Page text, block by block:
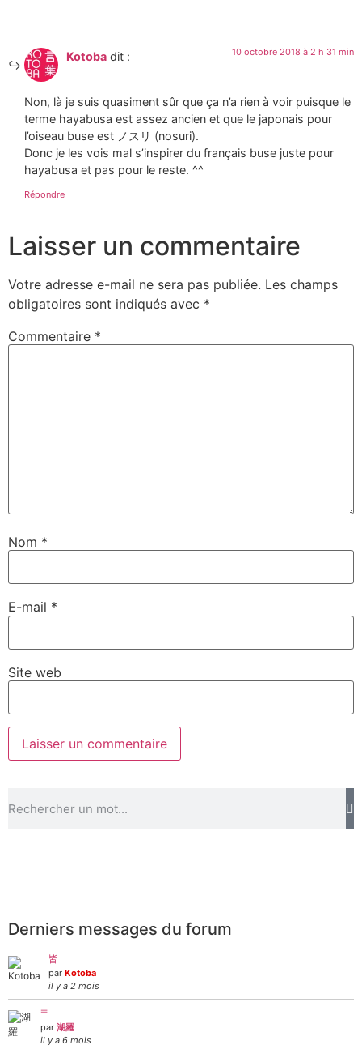
Kotoba dit : 10 octobre 2018 à 2 h 31 min
Non, là je suis quasiment sûr que ça n’a rien à voir puisque le
terme hayabusa est assez ancien et que le japonais pour
l’oiseau buse est ノスリ (nosuri).
Donc je les vois mal s’inspirer du français buse juste pour
hayabusa et pas pour le reste. ^^
Répondre
Laisser un commentaire
Votre adresse e-mail ne sera pas publiée. Les champs
obligatoires sont indiqués avec *
Commentaire *
Nom *
E-mail *
Site web
Derniers messages du forum
皆
par Kotoba
il y a 2 mois
〒
par 湖羅
il y a 6 mois